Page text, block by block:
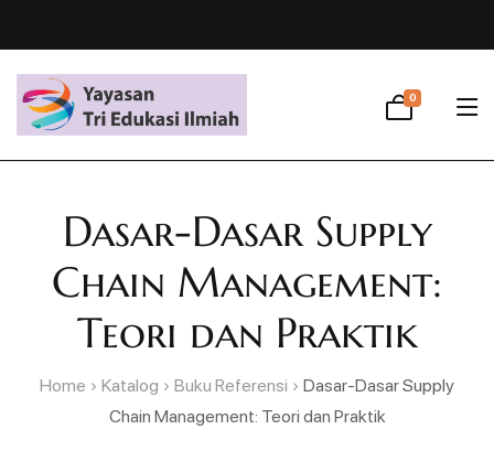
0
Dasar-Dasar Supply
Chain Management:
Teori dan Praktik
Home Katalog Buku Referensi
Dasar-Dasar Supply
Chain Management: Teori dan Praktik